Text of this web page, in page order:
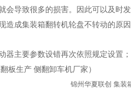
会导致很多的损害。因此可以及时
成集装箱翻转机轮盘不转动的原因
主要参数设错再次依照规定设置
板生产 侧翻卸车机厂家）